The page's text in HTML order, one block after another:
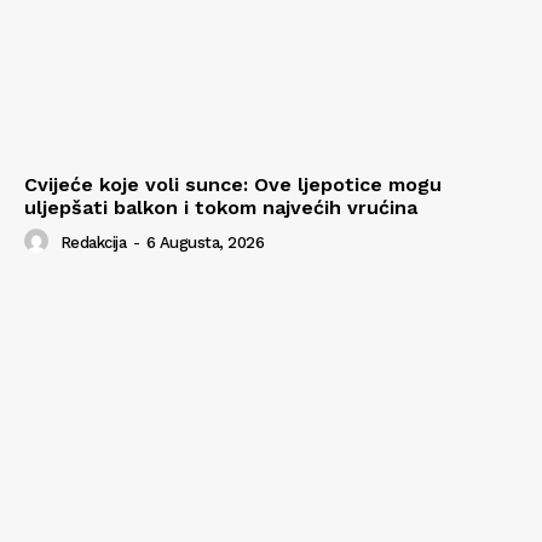
Cvijeće koje voli sunce: Ove ljepotice mogu
uljepšati balkon i tokom najvećih vrućina
Redakcija - 6 Augusta, 2026